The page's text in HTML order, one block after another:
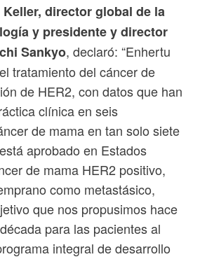
Keller, director global de la
y presidente y director
Sankyo, declaró: “Enhertu
tratamiento del cáncer de
de HER2, con datos que han
clínica en seis
de mama en tan solo siete
aprobado en Estados
de mama HER2 positivo,
como metastásico,
que nos propusimos hace
para las pacientes al
integral de desarrollo